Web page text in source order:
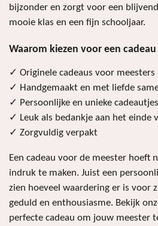
bijzonder en zorgt voor een
mooie klas en een fijn schooljaar.
Waarom kiezen voor een cadeau
✓ Originele cadeaus voor meesters
✓ Handgemaakt en met liefde
✓ Persoonlijke en unieke cadeautjes
✓ Leuk als bedankje aan het einde
✓ Zorgvuldig verpakt
Een cadeau voor de meester hoeft
indruk te maken. Juist een
zien hoeveel waardering er is voor
geduld en enthousiasme. Bekijk
perfecte cadeau om jouw meester